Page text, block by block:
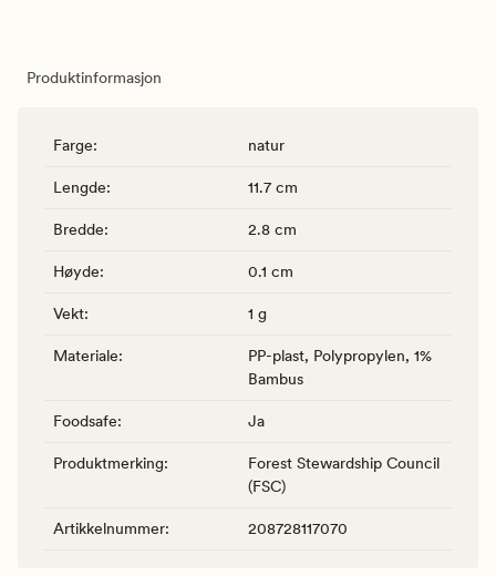
Produktinformasjon
Farge: natur
Lengde: 11.7 cm
Bredde: 2.8 cm
Høyde: 0.1 cm
Vekt: 1 g
Materiale:
PP-plast, Polypropylen, 1%
Bambus
Foodsafe: Ja
Produktmerking:
Forest Stewardship Council
(FSC)
Artikkelnummer: 208728117070